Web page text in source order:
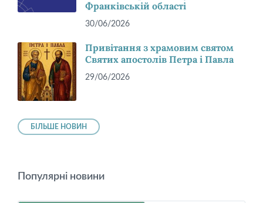
Франківській області
30/06/2026
Привітання з храмовим святом
Святих апостолів Петра і Павла
29/06/2026
БІЛЬШЕ НОВИН
Популярні новини